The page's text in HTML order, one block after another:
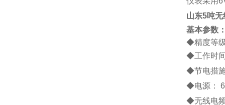
山东5吨
基本参数
◆精度等
◆工作时
◆节电措
◆电源：
◆无线电